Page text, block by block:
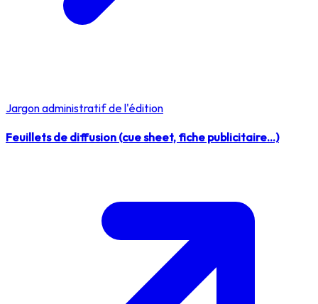
Jargon administratif de l'édition
Feuillets de diffusion (cue sheet, fiche publicitaire...)